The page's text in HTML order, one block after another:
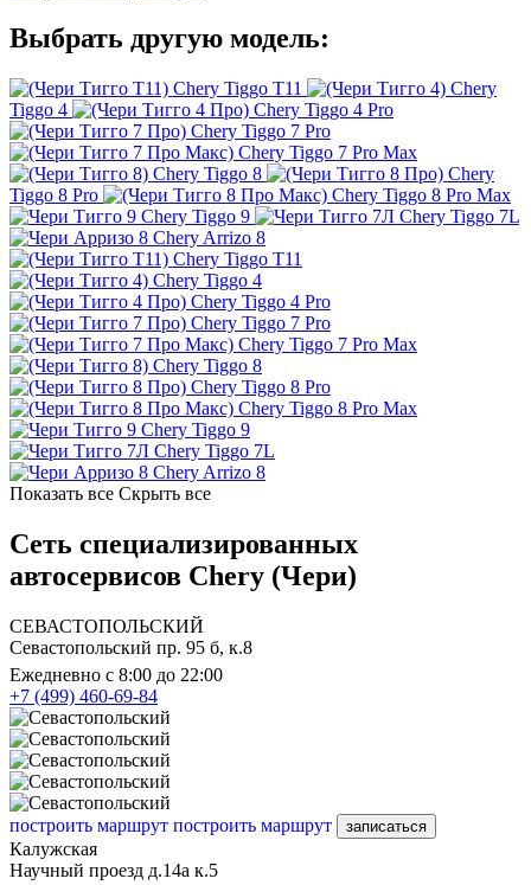
Выбрать другую модель:
Chery Tiggo T11
Chery
Tiggo 4
Chery Tiggo 4 Pro
Chery Tiggo 7 Pro
Chery Tiggo 7 Pro Max
Chery Tiggo 8
Chery
Tiggo 8 Pro
Chery Tiggo 8 Pro Max
Chery Tiggo 9
Chery Tiggo 7L
Chery Arrizo 8
Chery Tiggo T11
Chery Tiggo 4
Chery Tiggo 4 Pro
Chery Tiggo 7 Pro
Chery Tiggo 7 Pro Max
Chery Tiggo 8
Chery Tiggo 8 Pro
Chery Tiggo 8 Pro Max
Chery Tiggo 9
Chery Tiggo 7L
Chery Arrizo 8
Показать все Скрыть все
Сеть специализированных
автосервисов Chery (Чери)
СЕВАСТОПОЛЬСКИЙ
Севастопольский пр. 95 б, к.8
Ежедневно с 8:00 до 22:00
+7 (499) 460-69-84
построить маршрут построить маршрут записаться
Калужская
Научный проезд д.14а к.5